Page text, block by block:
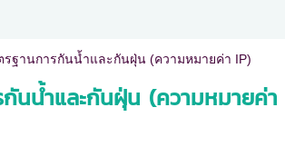
รฐานการกันน้ำและกันฝุ่น (ความหมายค่า IP)
นน้ำและกันฝุ่น (ความหมายค่า